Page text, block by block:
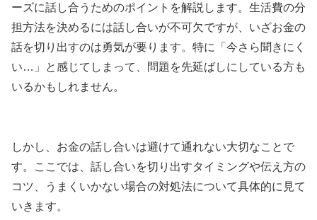
ーズに話し合うためのポイントを解説します。生活費の分
担方法を決めるには話し合いが不可欠ですが、いざお金の
話を切り出すのは勇気が要ります。特に「今さら聞きにく
い…」と感じてしまって、問題を先延ばしにしている方も
いるかもしれません。
しかし、お金の話し合いは避けて通れない大切なことで
す。ここでは、話し合いを切り出すタイミングや伝え方の
コツ、うまくいかない場合の対処法について具体的に見て
いきます。